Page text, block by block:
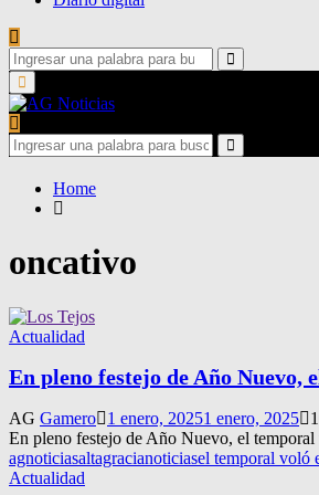
Search
for:
Search
Primary
Menu
Search
for:
Search
Home
oncativo
Actualidad
En pleno festejo de Año Nuevo,
AG Gamero 1 enero, 20251 enero, 2025
En pleno festejo de Año Nuevo, el
agnoticiasaltagracianoticiasel temporal voló
Actualidad